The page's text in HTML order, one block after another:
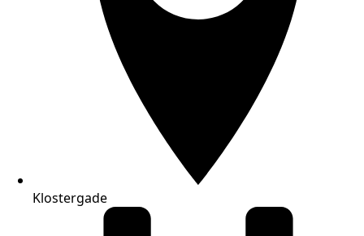
Klostergade